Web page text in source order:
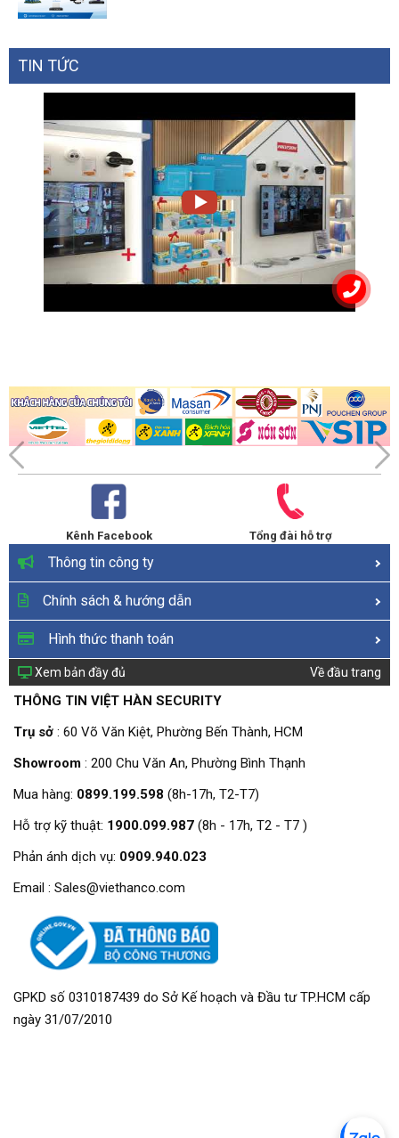
TIN TỨC
Kênh Facebook Tổng đài hỗ trợ
Thông tin công ty
Chính sách & hướng dẫn
Hình thức thanh toán
Xem bản đầy đủ Về đầu trang
THÔNG TIN VIỆT HÀN SECURITY
Trụ sở : 60 Võ Văn Kiệt, Phường Bến Thành, HCM
Showroom : 200 Chu Văn An, Phường Bình Thạnh
Mua hàng: 0899.199.598 (8h-17h, T2-T7)
Hỗ trợ kỹ thuật: 1900.099.987 (8h - 17h, T2 - T7 )
Phản ánh dịch vụ: 0909.940.023
Email : Sales@viethanco.com
GPKD số 0310187439 do Sở Kế hoạch và Đầu tư TP.HCM cấp
ngày 31/07/2010